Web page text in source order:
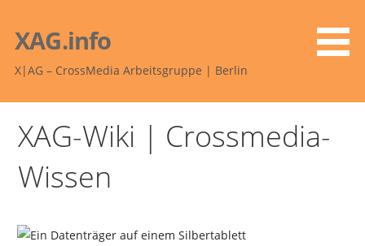
Inhalt
springen
XAG.info
X|AG – CrossMedia Arbeitsgruppe | Berlin
XAG-Wiki | Crossmedia-
Wissen